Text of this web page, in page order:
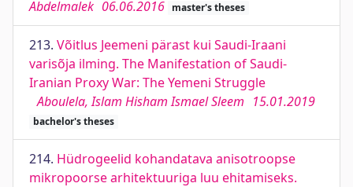
Abdelmalek 06.06.2016 master's theses
213. Võitlus Jeemeni pärast kui Saudi-Iraani
varisõja ilming. The Manifestation of Saudi-
Iranian Proxy War: The Yemeni Struggle
Aboulela, Islam Hisham Ismael Sleem 15.01.2019
bachelor's theses
214. Hüdrogeelid kohandatava anisotroopse
mikropoorse arhitektuuriga luu ehitamiseks.